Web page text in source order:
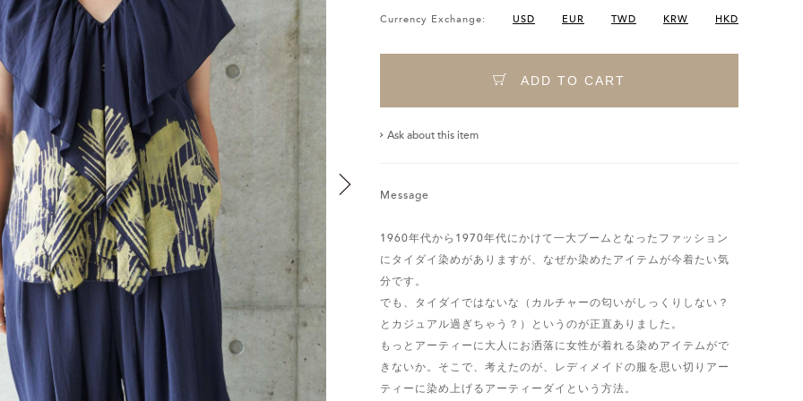
Currency Exchange: USD EUR TWD KRW HKD
ADD TO CART
Ask about this item
Message
1960年代から1970年代にかけて一大ブームとなったファッション
にタイダイ染めがありますが、なぜか染めたアイテムが今着たい気
分です。
でも、タイダイではないな（カルチャーの匂いがしっくりしない？
とカジュアル過ぎちゃう？）というのが正直ありました。
もっとアーティーに大人にお洒落に女性が着れる染めアイテムがで
きないか。そこで、考えたのが、レディメイドの服を思い切りアー
ティーに染め上げるアーティーダイという方法。